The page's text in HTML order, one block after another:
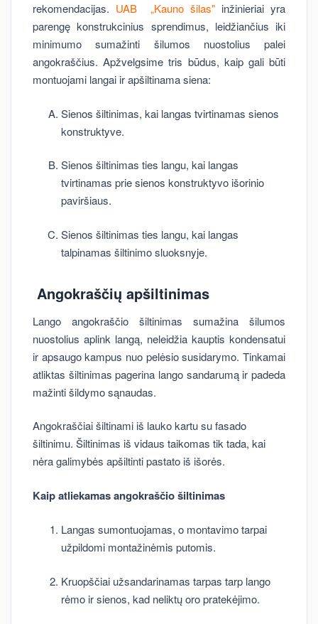
rekomendacijas. UAB „Kauno šilas"inžinieriai yra
parengę konstrukcinius sprendimus, leidžiančius iki
minimumo sumažinti šilumos nuostolius palei
angokraščius. Apžvelgsime tris būdus, kaip gali būti
montuojami langai ir apšiltinama siena:
Sienos šiltinimas, kai langas tvirtinamas sienos
konstruktyve.
Sienos šiltinimas ties langu, kai langas
tvirtinamas prie sienos konstruktyvo išorinio
paviršiaus.
Sienos šiltinimas ties langu, kai langas
talpinamas šiltinimo sluoksnyje.
Angokraščių apšiltinimas
Lango angokraščio šiltinimas sumažina šilumos
nuostolius aplink langą, neleidžia kauptis kondensatui
ir apsaugo kampus nuo pelėsio susidarymo. Tinkamai
atliktas šiltinimas pagerina lango sandarumą ir padeda
mažinti šildymo sąnaudas.
Angokraščiai šiltinami iš lauko kartu su fasado
šiltinimu. Šiltinimas iš vidaus taikomas tik tada, kai
nėra galimybės apšiltinti pastato iš išorės.
Kaip atliekamas angokraščio šiltinimas
Langas sumontuojamas, o montavimo tarpai
užpildomi montažinėmis putomis.
Kruopščiai užsandarinamas tarpas tarp lango
rėmo ir sienos, kad neliktų oro pratekėjimo.